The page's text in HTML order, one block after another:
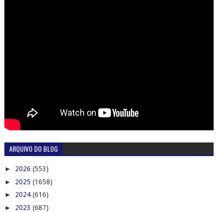
ARQUIVO DO BLOG
► 2026 (553)
► 2025 (1658)
► 2024 (616)
► 2023 (687)